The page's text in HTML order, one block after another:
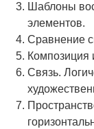
Шаблоны
элементов.
Сравнение
Композиция
Связь.